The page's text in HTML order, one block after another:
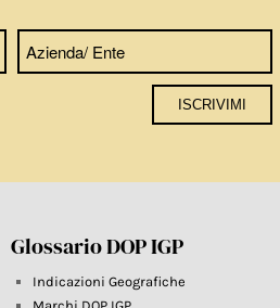
Glossario DOP IGP
Indicazioni Geografiche
Marchi DOP IGP